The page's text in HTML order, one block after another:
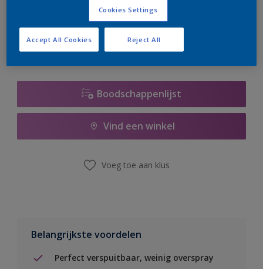
te bestellen. Houd de website in de gaten, we werken
er hard aan om de voorraad aan te vullen.
Boodschappenlijst
Vind een winkel
Voeg toe aan klus
Belangrijkste voordelen
Perfect verspuitbaar, weinig overspray
Cookies Settings
Reject All
Accept All Cookies